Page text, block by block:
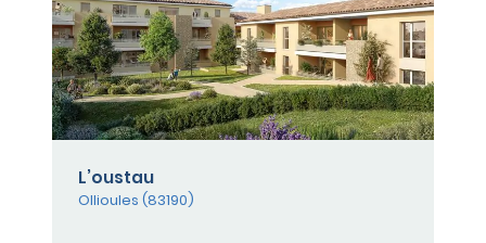
L’oustau
Ollioules (83190)